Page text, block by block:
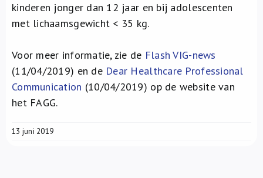
kinderen jonger dan 12 jaar en bij adolescenten
met lichaamsgewicht < 35 kg.
Voor meer informatie, zie de Flash VIG-news
(11/04/2019) en de Dear Healthcare Professional
Communication (10/04/2019) op de website van
het FAGG.
13 juni 2019